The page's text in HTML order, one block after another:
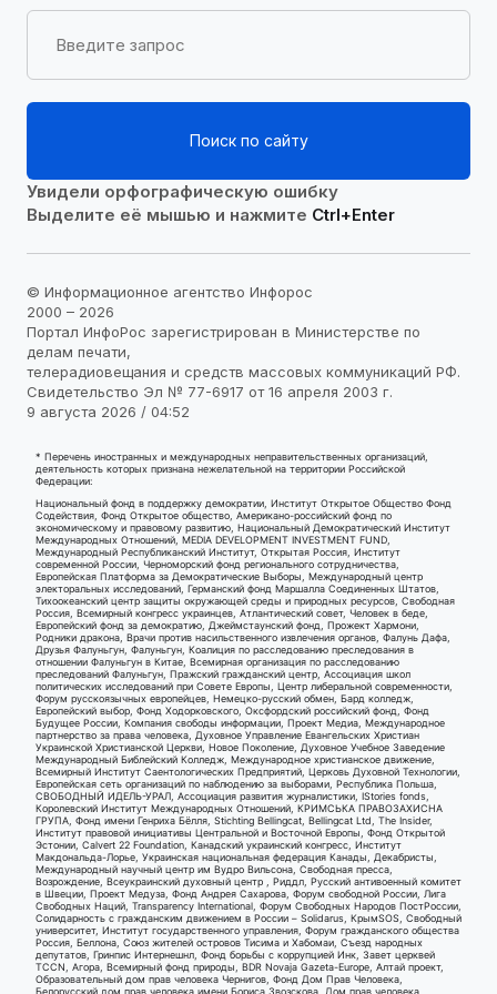
Поиск по сайту
Увидели орфографическую ошибку
Выделите её мышью и нажмите Ctrl+Enter
© Информационное агентство Инфорос
2000 – 2026
Портал ИнфоРос зарегистрирован в Министерстве по
делам печати,
телерадиовещания и средств массовых коммуникаций РФ.
Свидетельство Эл № 77-6917 от 16 апреля 2003 г.
9 августа 2026 / 04:52